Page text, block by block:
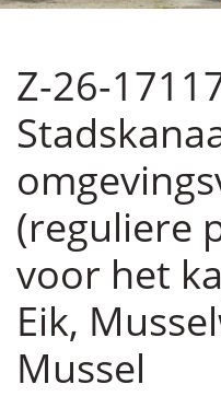
Z-26-
(reguliere
voor het
Eik,
Mussel